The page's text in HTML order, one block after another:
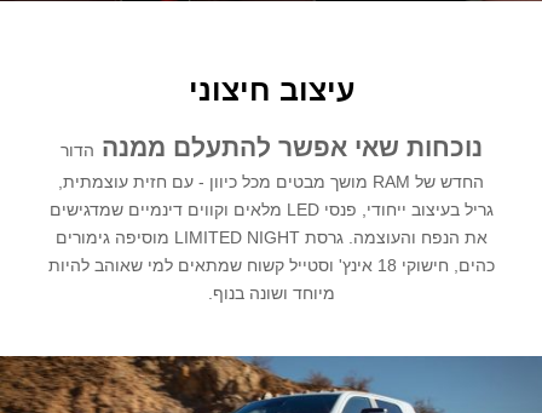
עיצוב חיצוני
נוכחות שאי אפשר להתעלם ממנה הדור
החדש של RAM מושך מבטים מכל כיוון - עם חזית עוצמתית,
גריל בעיצוב ייחודי, פנסי LED מלאים וקווים דינמיים שמדגישים
את הנפח והעוצמה. גרסת LIMITED NIGHT מוסיפה גימורים
כהים, חישוקי 18 אינץ' וסטייל קשוח שמתאים למי שאוהב להיות
מיוחד ושונה בנוף.